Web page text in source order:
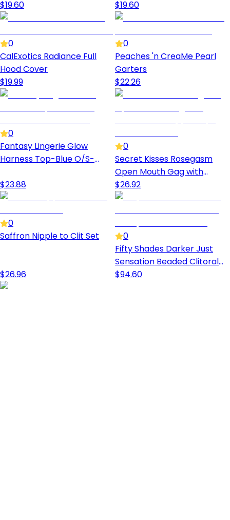
$19.60
Clamp Set
$19.60
0
CalExotics Radiance Full
Hood Cover
$19.99
0
Peaches 'n CreaMe Pearl
Garters
$22.26
0
Fantasy Lingerie Glow
Harness Top-Blue O/S-
$23.88
0
Secret Kisses Rosegasm
Open Mouth Gag with
Removeable Nipple Clips
$26.92
0
Saffron Nipple to Clit Set
$26.96
0
Fifty Shades Darker Just
Sensation Beaded Clitoral
Clamp
$94.60